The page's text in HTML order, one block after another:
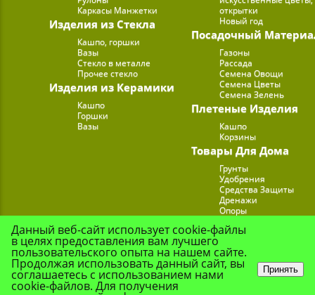
Каркасы Манжетки
Изделия из Стекла
Кашпо, горшки
Вазы
Стекло в металле
Прочее стекло
Изделия из Керамики
Кашпо
Горшки
Вазы
открытки
Новый год
Посадочный
Газоны
Рассада
Семена Овощи
Семена Цветы
Семена Зелень
Плетеные Изделия
Кашпо
Корзины
Товары Для Дома
Грунты
Удобрения
Средства Защиты
Дренажи
Опоры
Подставки для Цветов
Данный веб-сайт использует cookie-файлы
в целях предоставления вам лучшего
пользовательского опыта на нашем сайте.
Продолжая использовать данный сайт, вы
соглашаетесь с использованием нами
cookie-файлов. Для получения
Принять